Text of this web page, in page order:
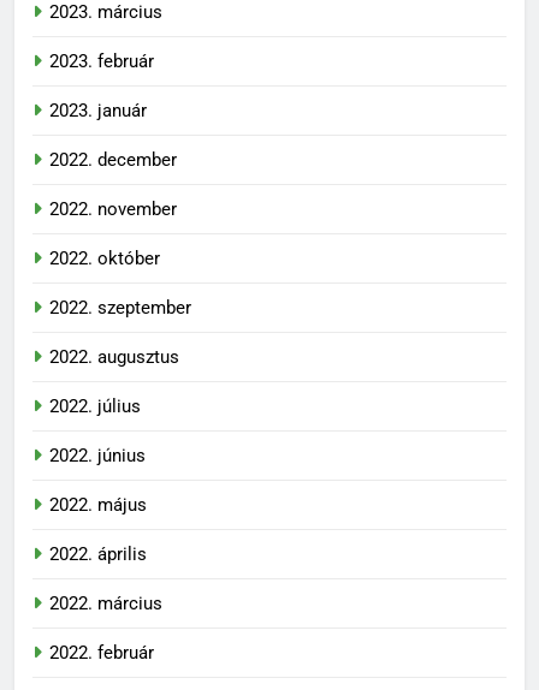
2023. március
2023. február
2023. január
2022. december
2022. november
2022. október
2022. szeptember
2022. augusztus
2022. július
2022. június
2022. május
2022. április
2022. március
2022. február